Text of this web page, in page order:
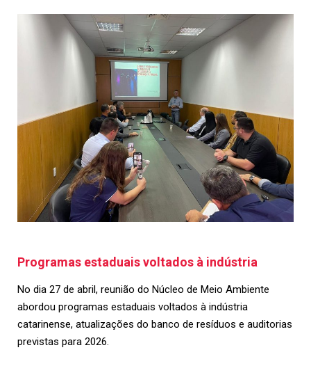
Programas estaduais voltados à indústria
No dia 27 de abril, reunião do Núcleo de Meio Ambiente
abordou programas estaduais voltados à indústria
catarinense, atualizações do banco de resíduos e auditorias
previstas para 2026.